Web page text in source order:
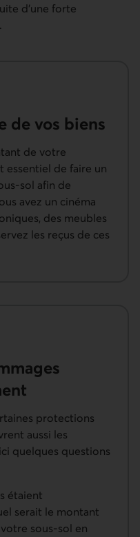
d’une forte
de vos biens
de votre
essentiel de faire un
sol afin de
avez un cinéma
des meubles
les reçus de ces
protections
aussi les
quelques questions
étaient
serait le montant
sous-sol en